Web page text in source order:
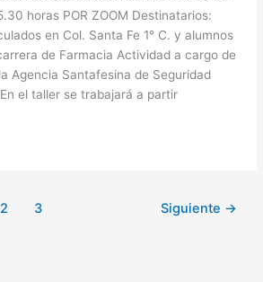
horas POR ZOOM Destinatarios:
en Col. Santa Fe 1° C. y alumnos
de Farmacia Actividad a cargo de
Agencia Santafesina de Seguridad
el taller se trabajará a partir
2 3 Siguiente →